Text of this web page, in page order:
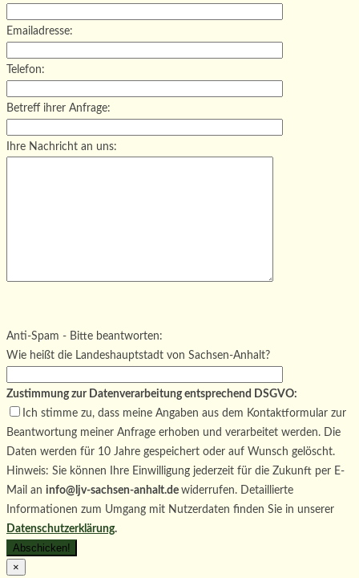
Emailadresse:
Telefon:
Betreff ihrer Anfrage:
Ihre Nachricht an uns:
Bitte lasse dieses Feld leer.
Anti-Spam - Bitte beantworten:
Wie heißt die Landeshauptstadt von Sachsen-Anhalt?
Zustimmung zur Datenverarbeitung entsprechend DSGVO:
Ich stimme zu, dass meine Angaben aus dem Kontaktformular zur
Beantwortung meiner Anfrage erhoben und verarbeitet werden. Die
Daten werden für 10 Jahre gespeichert oder auf Wunsch gelöscht.
Hinweis: Sie können Ihre Einwilligung jederzeit für die Zukunft per E-
Mail an info@ljv-sachsen-anhalt.de widerrufen. Detaillierte
Informationen zum Umgang mit Nutzerdaten finden Sie in unserer
Datenschutzerklärung.
×